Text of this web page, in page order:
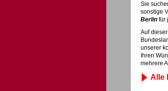
Sie
sonstige
Berlin für
Auf
unserer
Ihren
mehrere
Alle